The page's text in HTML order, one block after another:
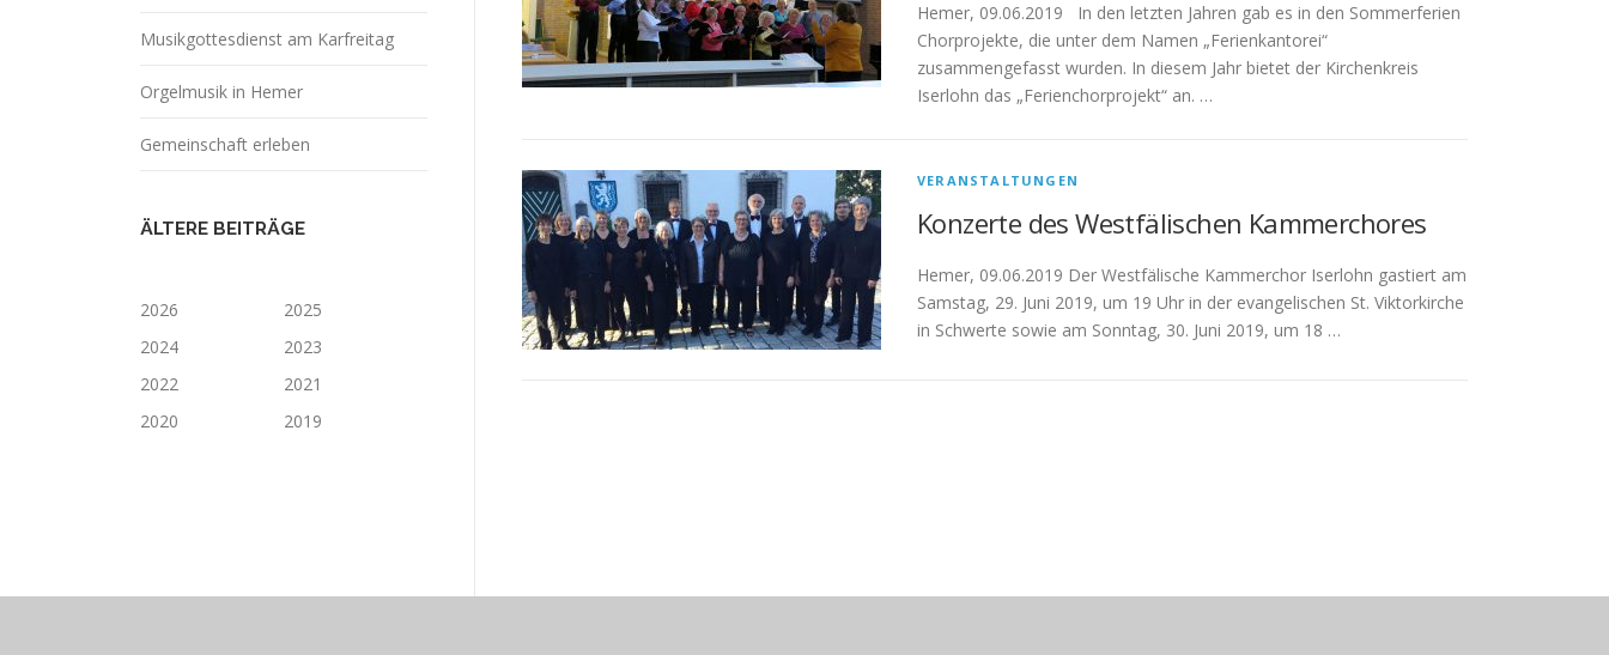
Hemer, 09.06.2019 In den letzten Jahren gab es in den Sommerferien
Chorprojekte, die unter dem Namen „Ferienkantorei“
zusammengefasst wurden. In diesem Jahr bietet der Kirchenkreis
Iserlohn das „Ferienchorprojekt“ an. …
VERANSTALTUNGEN
Konzerte des Westfälischen Kammerchores
Hemer, 09.06.2019 Der Westfälische Kammerchor Iserlohn gastiert am
Samstag, 29. Juni 2019, um 19 Uhr in der evangelischen St. Viktorkirche
in Schwerte sowie am Sonntag, 30. Juni 2019, um 18 …
Musikgottesdienst am Karfreitag
Orgelmusik in Hemer
Gemeinschaft erleben
ÄLTERE BEITRÄGE
2026
2025
2024
2023
2022
2021
2020
2019